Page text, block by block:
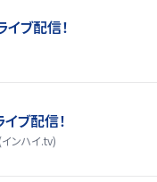
ブ配信！
ブ配信！
ンハイ.tv)